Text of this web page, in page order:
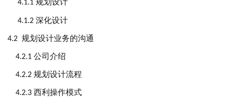
4.1.1 规划设计
4.1.2 深化设计
4.2 规划设计业务的沟通
4.2.1 公司介绍
4.2.2 规划设计流程
4.2.3 西利操作模式